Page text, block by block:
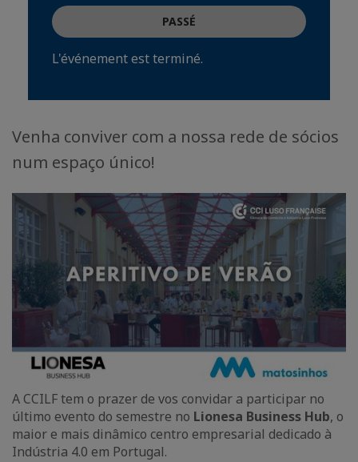
PASSÉ
L'événement est terminé.
Venha conviver com a nossa rede de sócios
num espaço único!
A CCILF tem o prazer de vos convidar a participar no
último evento do semestre no Lionesa Business Hub, o
maior e mais dinâmico centro empresarial dedicado à
Indústria 4.0 em Portugal.